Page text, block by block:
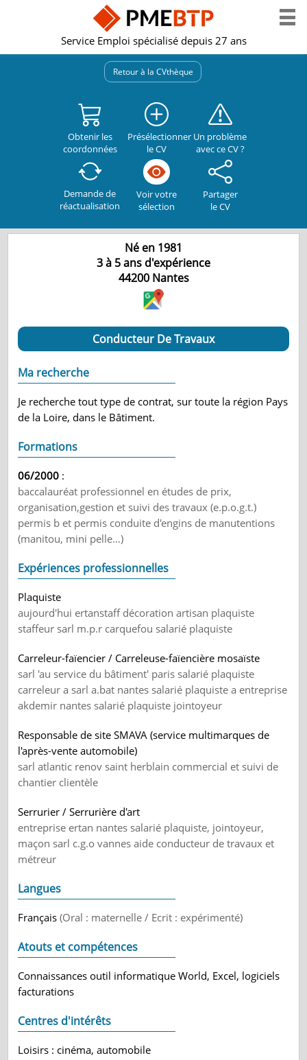
Service Emploi spécialisé depuis 27 ans
Retour à la CVthèque
Obtenir les
coordonnées
Présélectionner
le CV
Un problème
avec ce CV ?
Demande de
réactualisation
Voir votre
sélection
Partager
le CV
Né en 1981
3 à 5 ans d'expérience
44200 Nantes
Conducteur De Travaux
Ma recherche
Je recherche tout type de contrat, sur toute la région Pays
de la Loire, dans le Bâtiment.
Formations
06/2000 :
baccalauréat professionnel en études de prix,
organisation,gestion et suivi des travaux (e.p.o.g.t.)
permis b et permis conduite d'engins de manutentions
(manitou, mini pelle…)
Expériences professionnelles
Plaquiste
aujourd'hui ertanstaff décoration artisan plaquiste
staffeur sarl m.p.r carquefou salarié plaquiste
Carreleur-faïencier / Carreleuse-faïencière mosaïste
sarl 'au service du bâtiment' paris salarié plaquiste
carreleur a sarl a.bat nantes salarié plaquiste a entreprise
akdemir nantes salarié plaquiste jointoyeur
Responsable de site SMAVA (service multimarques de
l'après-vente automobile)
sarl atlantic renov saint herblain commercial et suivi de
chantier clientèle
Serrurier / Serrurière d'art
entreprise ertan nantes salarié plaquiste, jointoyeur,
maçon sarl c.g.o vannes aide conducteur de travaux et
métreur
Langues
Français(Oral : maternelle / Ecrit : expérimenté)
Atouts et compétences
Connaissances outil informatique World, Excel, logiciels
facturations
Centres d'intérêts
Loisirs : cinéma, automobile